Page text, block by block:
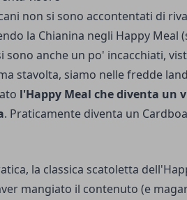
non si sono accontentati di
la Chianina negli Happy Meal
sono anche un po' incacchiati,
stavolta, siamo nelle fredde
l'Happy Meal che diventa un
. Praticamente diventa un
la classica scatoletta
mangiato il contenuto (e